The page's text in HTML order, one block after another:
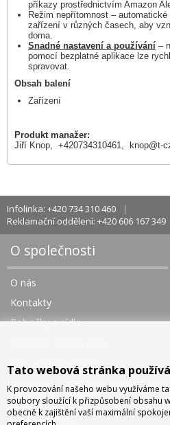
příkazy prostřednictvím Amazon
Režim nepřítomnost –
zařízení v různých časech, aby
doma.
Snadné nastavení a používání –
pomocí bezplatné aplikace lze
spravovat.
Obsah balení
Zařízení
Produkt manažer:
Jiří Knop, +420734310461,
knop@t-
Infolinka: +420 734 310 460
Reklamační oddělení: +420 606 167 349
O společnosti
O nás
Kontakty
Pobočky a sídlo
Jak nakupovat
Obchodní podmínky
Správa cookies
Tato webová stránka
K provozování našeho webu využíváme
soubory sloužící k přizpůsobení obsahu
obecně k zajištění vaší maximální